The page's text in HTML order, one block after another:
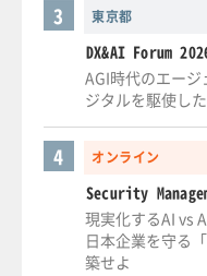
東京都
3
DX&AI Forum
AGI時代のエー
ジタルを駆使し
オンライン
4
Security
現実化するAI vs
日本企業を守る
築せよ